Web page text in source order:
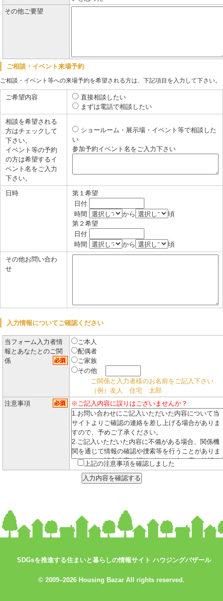
その他ご要望
ご相談・イベント来場予約
ご相談・イベント等への来場予約を希望される方は、下記項目を入力して下さい。
ご希望内容
直接相談したい
まずは電話で相談したい
相談を希望される
方はチェックして
下さい。
イベント等の予約
の方は希望するイ
ベント名をご入力
下さい。
ショールーム・展示場・イベント等で相談した
い
参加予約イベント名をご入力下さい
日時
第１希望
日付
時間
から
頃
第２希望
日付
時間
から
頃
その他お問い合わ
せ
入力情報についてご確認ください
当フォーム入力者情
報とあなたとのご関
係
ご本人
配偶者
ご家族
その他
ご関係と入力者様のお名前をご記入下さい
（例）友人 住宅 太郎
注意事項
※ご記入内容に誤りはございませんか？
上記の注意事項を確認しました
SDGsを推進する住まいと暮らしの情報サイト ハウジングバザール
© 2009–2026 Housing Bazar All rights reserved.